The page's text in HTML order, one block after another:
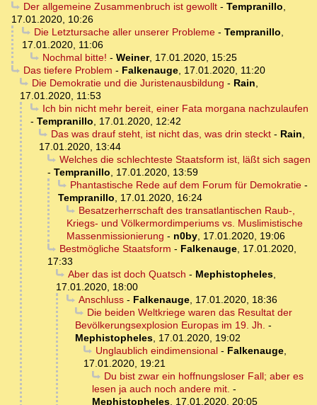
Der allgemeine Zusammenbruch ist gewollt- Tempranillo,
17.01.2020, 10:26
Die Letztursache aller unserer Probleme- Tempranillo,
17.01.2020, 11:06
Nochmal bitte! - Weiner, 17.01.2020, 15:25
Das tiefere Problem - Falkenauge, 17.01.2020, 11:20
Die Demokratie und die Juristenausbildung - Rain,
17.01.2020, 11:53
Ich bin nicht mehr bereit, einer Fata morgana nachzulaufen
- Tempranillo, 17.01.2020, 12:42
Das was drauf steht, ist nicht das, was drin steckt- Rain,
17.01.2020, 13:44
Welches die schlechteste Staatsform ist, läßt sich sagen
- Tempranillo, 17.01.2020, 13:59
Phantastische Rede auf dem Forum für Demokratie-
Tempranillo, 17.01.2020, 16:24
Besatzerherrschaft des transatlantischen Raub-,
Kriegs- und Völkermordimperiums vs. Muslimistische
Massenmissionierung - n0by, 17.01.2020, 19:06
Bestmögliche Staatsform - Falkenauge, 17.01.2020,
17:33
Aber das ist doch Quatsch - Mephistopheles,
17.01.2020, 18:00
Anschluss- Falkenauge, 17.01.2020, 18:36
Die beiden Weltkriege waren das Resultat der
Bevölkerungsexplosion Europas im 19. Jh. -
Mephistopheles, 17.01.2020, 19:02
Unglaublich eindimensional- Falkenauge,
17.01.2020, 19:21
Du bist zwar ein hoffnungsloser Fall; aber es
lesen ja auch noch andere mit. -
Mephistopheles, 17.01.2020, 20:05